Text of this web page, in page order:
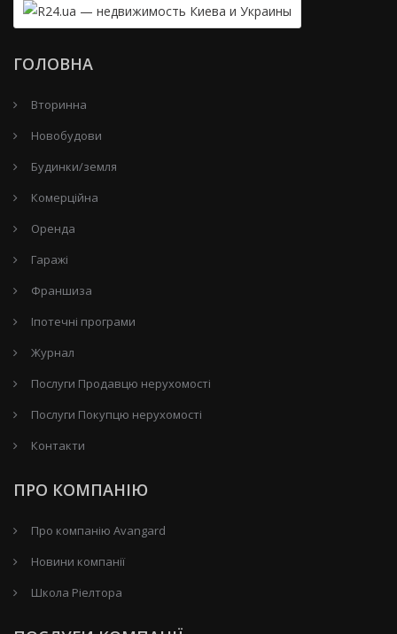
ГОЛОВНА
Вторинна
Новобудови
Будинки/земля
Комерційна
Оренда
Гаражі
Франшиза
Іпотечні програми
Журнал
Послуги Продавцю нерухомості
Послуги Покупцю нерухомості
Контакти
ПРО КОМПАНІЮ
Про компанію Avangard
Новини компанії
Школа Ріелтора